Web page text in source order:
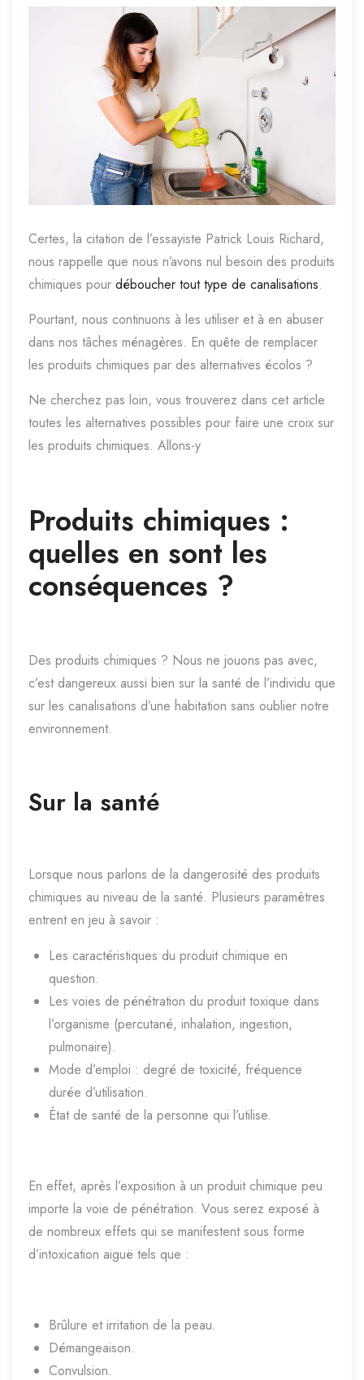
Certes, la citation de l’essayiste Patrick Louis Richard,
nous rappelle que nous n’avons nul besoin des produits
chimiques pour déboucher tout type de canalisations.
Pourtant, nous continuons à les utiliser et à en abuser
dans nos tâches ménagères. En quête de remplacer
les produits chimiques par des alternatives écolos ?
Ne cherchez pas loin, vous trouverez dans cet article
toutes les alternatives possibles pour faire une croix sur
les produits chimiques. Allons-y
Produits chimiques :
quelles en sont les
conséquences ?
Des produits chimiques ? Nous ne jouons pas avec,
c’est dangereux aussi bien sur la santé de l’individu que
sur les canalisations d’une habitation sans oublier notre
environnement.
Sur la santé
Lorsque nous parlons de la dangerosité des produits
chimiques au niveau de la santé. Plusieurs paramètres
entrent en jeu à savoir :
Les caractéristiques du produit chimique en
question.
Les voies de pénétration du produit toxique dans
l’organisme (percutané, inhalation, ingestion,
pulmonaire).
Mode d’emploi : degré de toxicité, fréquence
durée d’utilisation.
État de santé de la personne qui l’utilise.
En effet, après l’exposition à un produit chimique peu
importe la voie de pénétration. Vous serez exposé à
de nombreux effets qui se manifestent sous forme
d’intoxication aiguë tels que :
Brûlure et irritation de la peau.
Démangeaison.
Convulsion.